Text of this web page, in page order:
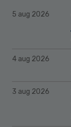
5 aug 2026
4 aug 2026
3 aug 2026